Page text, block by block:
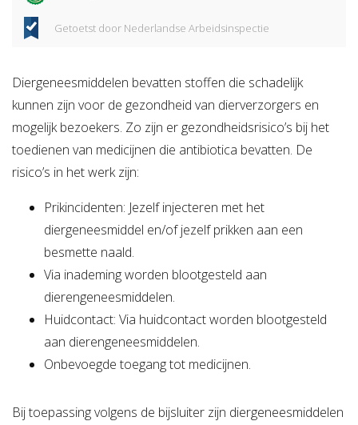
Getoetst door Nederlandse Arbeidsinspectie
Diergeneesmiddelen bevatten stoffen die schadelijk
kunnen zijn voor de gezondheid van dierverzorgers en
mogelijk bezoekers. Zo zijn er gezondheidsrisico’s bij het
toedienen van medicijnen die antibiotica bevatten. De
risico’s in het werk zijn:
Prikincidenten: Jezelf injecteren met het
diergeneesmiddel en/of jezelf prikken aan een
besmette naald.
Via inademing worden blootgesteld aan
dierengeneesmiddelen.
Huidcontact: Via huidcontact worden blootgesteld
aan dierengeneesmiddelen.
Onbevoegde toegang tot medicijnen.
Bij toepassing volgens de bijsluiter zijn diergeneesmiddelen